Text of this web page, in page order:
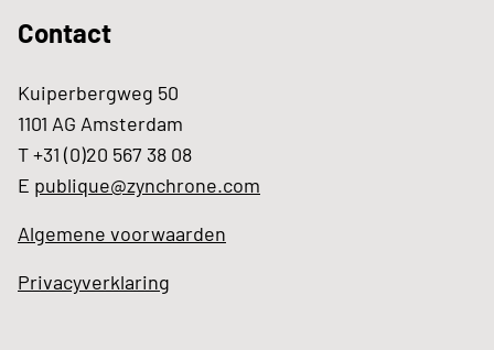
Contact
Kuiperbergweg 50
1101 AG Amsterdam
T +31 (0)20 567 38 08
E publique@zynchrone.com
Algemene voorwaarden
Privacyverklaring